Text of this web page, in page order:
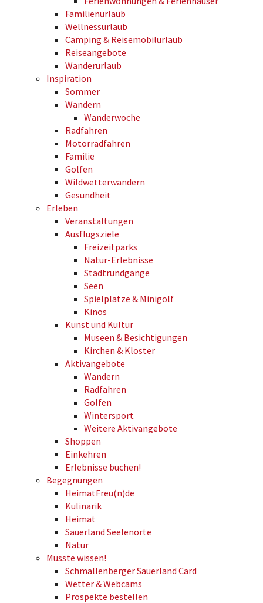
Familienurlaub
Wellnessurlaub
Camping & Reisemobilurlaub
Reiseangebote
Wanderurlaub
Inspiration
Sommer
Wandern
Wanderwoche
Radfahren
Motorradfahren
Familie
Golfen
Wildwetterwandern
Gesundheit
Erleben
Veranstaltungen
Ausflugsziele
Freizeitparks
Natur-Erlebnisse
Stadtrundgänge
Seen
Spielplätze & Minigolf
Kinos
Kunst und Kultur
Museen & Besichtigungen
Kirchen & Kloster
Aktivangebote
Wandern
Radfahren
Golfen
Wintersport
Weitere Aktivangebote
Shoppen
Einkehren
Erlebnisse buchen!
Begegnungen
HeimatFreu(n)de
Kulinarik
Heimat
Sauerland Seelenorte
Natur
Musste wissen!
Schmallenberger Sauerland Card
Wetter & Webcams
Prospekte bestellen